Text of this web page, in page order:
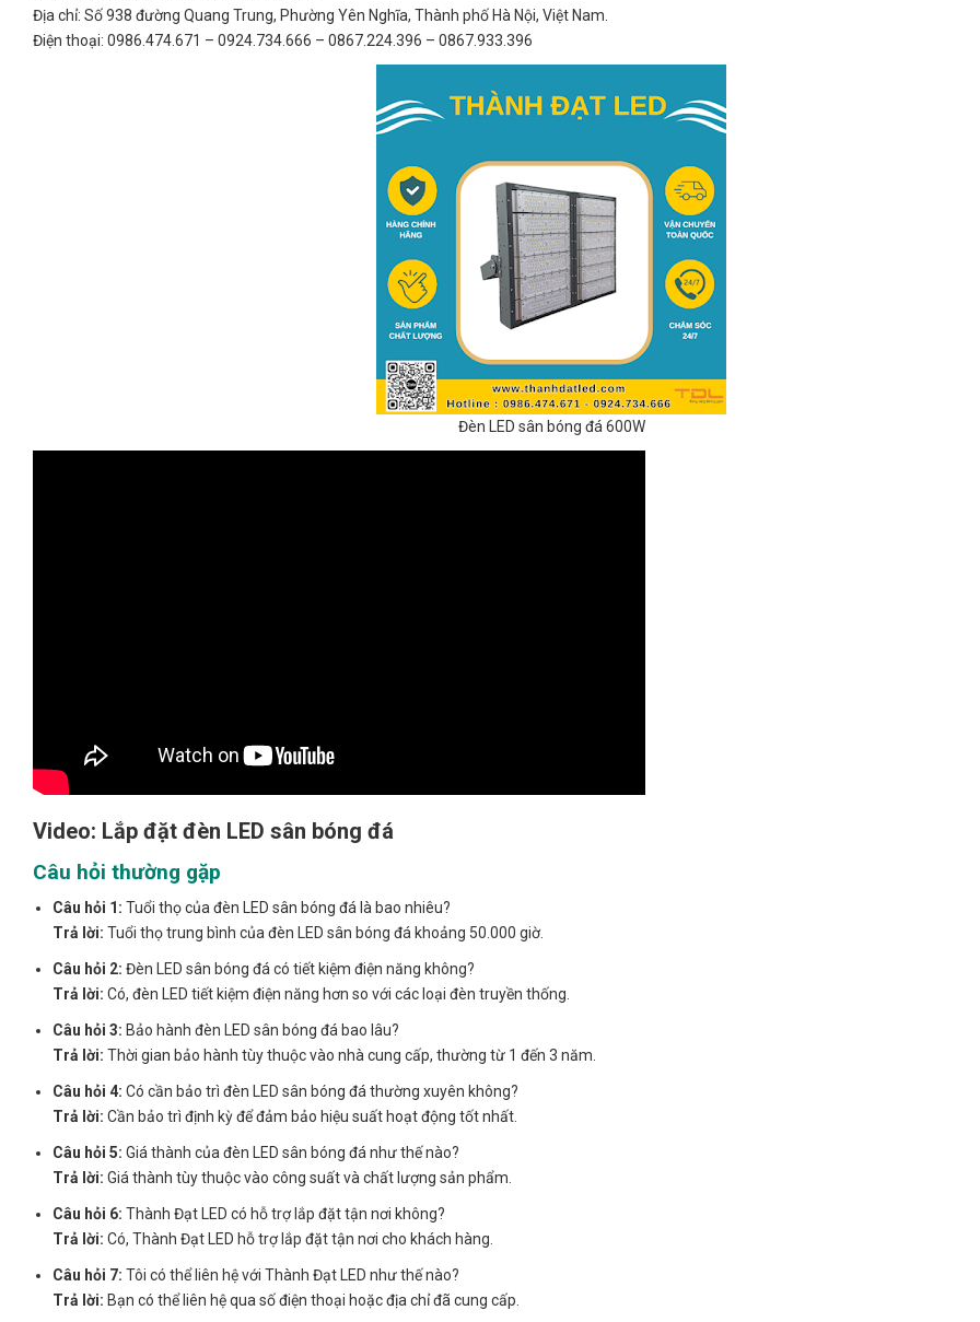
Địa chỉ: Số 938 đường Quang Trung, Phường Yên Nghĩa, Thành phố Hà Nội, Việt Nam.
Điện thoại: 0986.474.671 – 0924.734.666 – 0867.224.396 – 0867.933.396
Đèn LED sân bóng đá 600W
Video: Lắp đặt đèn LED sân bóng đá
Câu hỏi thường gặp
Câu hỏi 1: Tuổi thọ của đèn LED sân bóng đá là bao nhiêu?
Trả lời: Tuổi thọ trung bình của đèn LED sân bóng đá khoảng 50.000 giờ.
Câu hỏi 2: Đèn LED sân bóng đá có tiết kiệm điện năng không?
Trả lời: Có, đèn LED tiết kiệm điện năng hơn so với các loại đèn truyền thống.
Câu hỏi 3: Bảo hành đèn LED sân bóng đá bao lâu?
Trả lời: Thời gian bảo hành tùy thuộc vào nhà cung cấp, thường từ 1 đến 3 năm.
Câu hỏi 4: Có cần bảo trì đèn LED sân bóng đá thường xuyên không?
Trả lời: Cần bảo trì định kỳ để đảm bảo hiệu suất hoạt động tốt nhất.
Câu hỏi 5: Giá thành của đèn LED sân bóng đá như thế nào?
Trả lời: Giá thành tùy thuộc vào công suất và chất lượng sản phẩm.
Câu hỏi 6: Thành Đạt LED có hỗ trợ lắp đặt tận nơi không?
Trả lời: Có, Thành Đạt LED hỗ trợ lắp đặt tận nơi cho khách hàng.
Câu hỏi 7: Tôi có thể liên hệ với Thành Đạt LED như thế nào?
Trả lời: Bạn có thể liên hệ qua số điện thoại hoặc địa chỉ đã cung cấp.